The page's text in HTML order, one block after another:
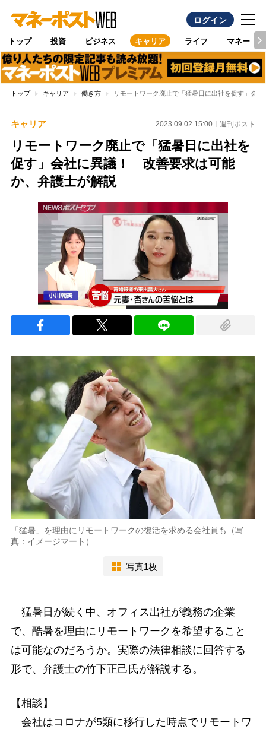
ログイン
トップ 投資 ビジネス キャリア ライフ マネー
トップ キャリア 働き方 リモートワーク廃止で「猛暑日に出社を促す」会
キャリア 2023.09.02 15:00 週刊ポスト
リモートワーク廃止で「猛暑日に出社を
促す」会社に異議！ 改善要求は可能
か、弁護士が解説
「猛暑」を理由にリモートワークの復活を求める会社員も（写
真：イメージマート）
写真1枚
猛暑日が続く中、オフィス出社が義務の企業
で、酷暑を理由にリモートワークを希望すること
は可能なのだろうか。実際の法律相談に回答する
形で、弁護士の竹下正己氏が解説する。
【相談】
会社はコロナが5類に移行した時点でリモートワ